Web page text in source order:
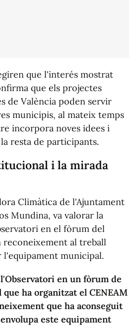
que l'interés mostrat
que els projectes
de València poden servir
municipis, al mateix temps
incorpora noves idees i
resta de participants.
i la mirada
Climàtica de l'Ajuntament
Mundina, va valorar la
en el fòrum del
reconeixement al treball
l'equipament municipal.
en un fòrum de
ha organitzat el CENEAM
que ha aconseguit
este equipament